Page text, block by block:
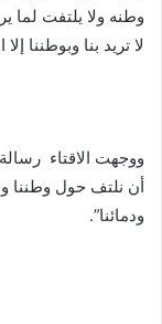
وطنه ولا يلتفت لما
لا تريد بنا وبوطننا
ووجهت الاقتاء
أن نلتف حول وطننا
ودمائنا”.